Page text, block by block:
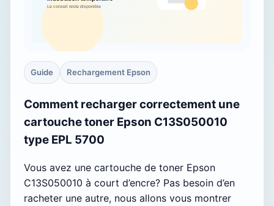
Guide Rechargement Epson
Comment recharger correctement une
cartouche toner Epson C13S050010
type EPL 5700
Vous avez une cartouche de toner Epson
C13S050010 à court d’encre? Pas besoin d’en
racheter une autre, nous allons vous montrer